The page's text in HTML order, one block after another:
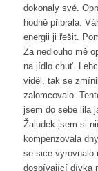
dokonaly své.
hodně přibrala.
energii ji řešit.
Za nedlouho mě
na jídlo chuť.
viděl, tak se
zalomcovalo.
jsem do sebe lila
Žaludek jsem si
kompenzovala
se sice vyrovnalo
dospívající dívka